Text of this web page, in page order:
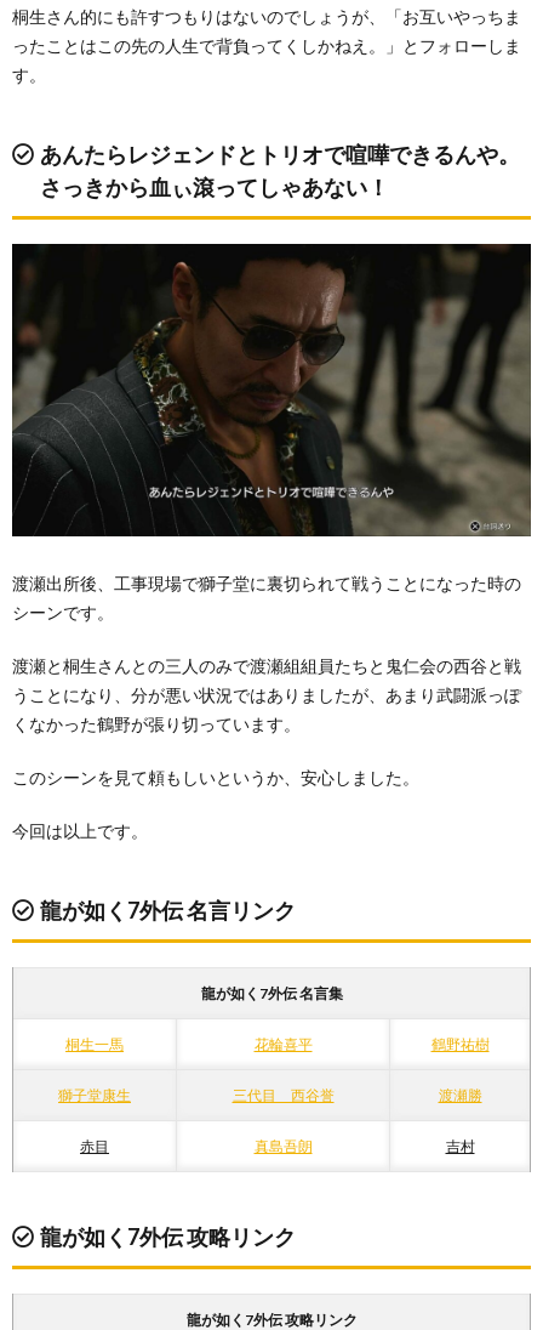
桐生さん的にも許すつもりはないのでしょうが、「お互いやっちま
ったことはこの先の人生で背負ってくしかねえ。」とフォローしま
す。
あんたらレジェンドとトリオで喧嘩できるんや。
さっきから血ぃ滾ってしゃあない！
渡瀬出所後、工事現場で獅子堂に裏切られて戦うことになった時の
シーンです。
渡瀬と桐生さんとの三人のみで渡瀬組組員たちと鬼仁会の西谷と戦
うことになり、分が悪い状況ではありましたが、あまり武闘派っぽ
くなかった鶴野が張り切っています。
このシーンを見て頼もしいというか、安心しました。
今回は以上です。
龍が如く7外伝 名言リンク
龍が如く7外伝 名言集
桐生一馬 花輪喜平 鶴野祐樹
獅子堂康生 三代目 西谷誉 渡瀬勝
赤目 真島吾朗 吉村
龍が如く7外伝 攻略リンク
龍が如く7外伝 攻略リンク